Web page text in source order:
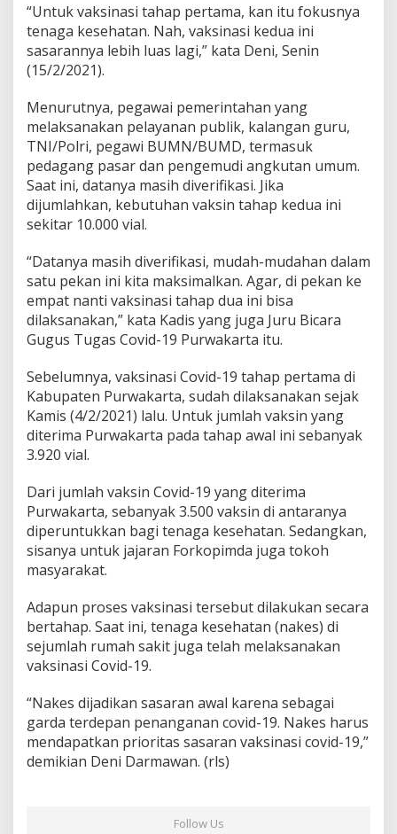
“Untuk vaksinasi tahap pertama, kan itu fokusnya
tenaga kesehatan. Nah, vaksinasi kedua ini
sasarannya lebih luas lagi,” kata Deni, Senin
(15/2/2021).
Menurutnya, pegawai pemerintahan yang
melaksanakan pelayanan publik, kalangan guru,
TNI/Polri, pegawi BUMN/BUMD, termasuk
pedagang pasar dan pengemudi angkutan umum.
Saat ini, datanya masih diverifikasi. Jika
dijumlahkan, kebutuhan vaksin tahap kedua ini
sekitar 10.000 vial.
“Datanya masih diverifikasi, mudah-mudahan dalam
satu pekan ini kita maksimalkan. Agar, di pekan ke
empat nanti vaksinasi tahap dua ini bisa
dilaksanakan,” kata Kadis yang juga Juru Bicara
Gugus Tugas Covid-19 Purwakarta itu.
Sebelumnya, vaksinasi Covid-19 tahap pertama di
Kabupaten Purwakarta, sudah dilaksanakan sejak
Kamis (4/2/2021) lalu. Untuk jumlah vaksin yang
diterima Purwakarta pada tahap awal ini sebanyak
3.920 vial.
Dari jumlah vaksin Covid-19 yang diterima
Purwakarta, sebanyak 3.500 vaksin di antaranya
diperuntukkan bagi tenaga kesehatan. Sedangkan,
sisanya untuk jajaran Forkopimda juga tokoh
masyarakat.
Adapun proses vaksinasi tersebut dilakukan secara
bertahap. Saat ini, tenaga kesehatan (nakes) di
sejumlah rumah sakit juga telah melaksanakan
vaksinasi Covid-19.
“Nakes dijadikan sasaran awal karena sebagai
garda terdepan penanganan covid-19. Nakes harus
mendapatkan prioritas sasaran vaksinasi covid-19,”
demikian Deni Darmawan. (rls)
Follow Us